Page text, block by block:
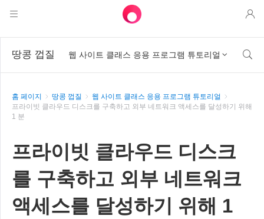
애씨
애웰
NAT 트래버스 전문가
솔루션
IT 운영 및 지원
기술 지원
산업용 IoT
비디오 감시
다운로드
AweSeed 클라이언트
AweShell 클라이언트
AweSun 개인 계획
AweSeed 사업 계획
AweShell 개인 계획
자원
자원
파트너
파트너 더 보기
땅콩 껍질 웹 사이트 클래스 응용 프로그램 튜토리얼  
홈 페이지 땅콩 껍질
웹 사이트 클래스 응용 프로그램 튜토리얼
프라이빗 클라우드 디스크를 구축하고 외부 네트워크 액세스를 달성하기 위해
1 분
프라이빗 클라우드 디스크
를 구축하고 외부 네트워크
액세스를 달성하기 위해 1